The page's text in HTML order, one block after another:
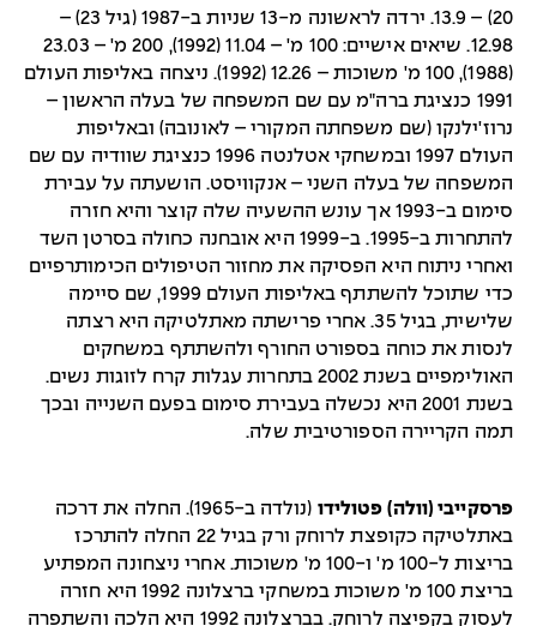
20) – 13.9. ירדה לראשונה מ-13 שניות ב-1987 (גיל 23) –
12.98. שיאים אישיים: 100 מ' – 11.04 (1992), 200 מ' – 23.03
(1988), 100 מ' משוכות – 12.26 (1992). ניצחה באליפות העולם
1991 כנציגת ברה"מ עם שם המשפחה של בעלה הראשון –
נרוז'ילנקו (שם משפחתה המקורי – לאונובה) ובאליפות
העולם 1997 ובמשחקי אטלנטה 1996 כנציגת שוודיה עם שם
המשפחה של בעלה השני – אנקוויסט. הושעתה על עבירת
סימום ב-1993 אך עונש ההשעיה שלה קוצר והיא חזרה
להתחרות ב-1995. ב-1999 היא אובחנה כחולה בסרטן השד
ואחרי ניתוח היא הפסיקה את מחזור הטיפולים הכימותרפיים
כדי שתוכל להשתתף באליפות העולם 1999, שם סיימה
שלישית, בגיל 35. אחרי פרישתה מאתלטיקה היא רצתה
לנסות את כוחה בספורט החורף ולהשתתף במשחקים
האולימפיים בשנת 2002 בתחרות עגלות קרח לזוגות נשים.
בשנת 2001 היא נכשלה בעבירת סימום בפעם השנייה ובכך
תמה הקריירה הספורטיבית שלה.
פרסקייבי (וולה) פטולידו
(נולדה ב-1965). החלה את דרכה
באתלטיקה כקופצת לרוחק ורק בגיל 22 החלה להתרכז
בריצות ל-100 מ' ו-100 מ' משוכות. אחרי ניצחונה המפתיע
בריצת 100 מ' משוכות במשחקי ברצלונה 1992 היא חזרה
לעסוק בקפיצה לרוחק. בברצלונה 1992 היא הלכה והשתפרה